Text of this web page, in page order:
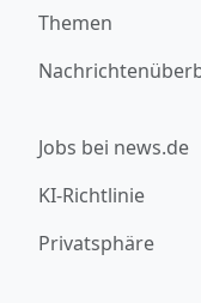
Themen
Jobs bei news.de
KI-Richtlinie
Privatsphäre